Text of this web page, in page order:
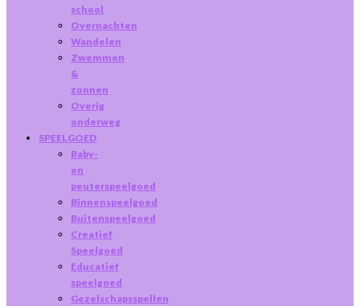
school
Overnachten
Wandelen
Zwemmen
&
zonnen
Overig
onderweg
SPEELGOED
Baby-
en
peuterspeelgoed
Binnenspeelgoed
Buitenspeelgoed
Creatief
Speelgoed
Educatief
speelgoed
Gezelschapsspellen